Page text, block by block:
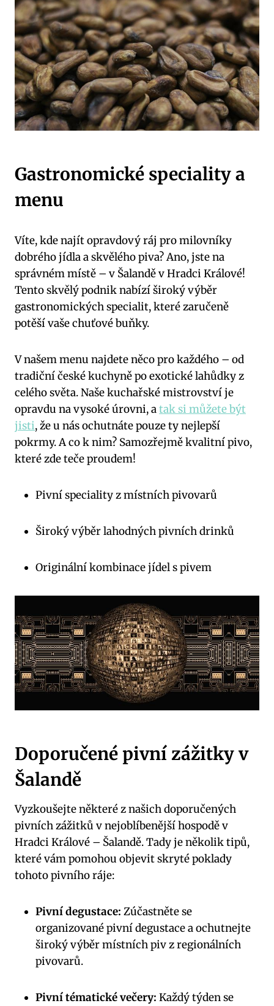
Gastronomické speciality a
menu
Víte, kde najít opravdový ráj pro milovníky
dobrého jídla a skvělého piva? Ano, jste na
správném místě – v Šalandě v Hradci Králové!
Tento skvělý podnik nabízí široký výběr
gastronomických specialit, které zaručeně
potěší vaše chuťové buňky.
V našem menu najdete něco pro každého – od
tradiční české kuchyně po exotické lahůdky z
celého světa. Naše kuchařské mistrovství je
opravdu na vysoké úrovni, atak si můžete být
jisti, že u nás ochutnáte pouze ty nejlepší
pokrmy. A co k nim? Samozřejmě kvalitní pivo,
které zde teče proudem!
Pivní speciality z místních pivovarů
Široký výběr lahodných pivních drinků
Originální kombinace jídel s pivem
Doporučené pivní zážitky v
Šalandě
Vyzkoušejte některé z našich doporučených
pivních zážitků v nejoblíbenější hospodě v
Hradci Králové – Šalandě. Tady je několik tipů,
které vám pomohou objevit skryté poklady
tohoto pivního ráje:
Pivní degustace: Zúčastněte se
organizované pivní degustace a ochutnejte
široký výběr místních piv z regionálních
pivovarů.
Pivní tématické večery: Každý týden se